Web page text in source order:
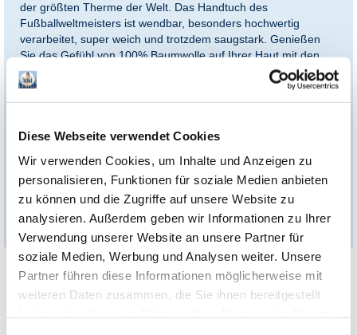
Diese Webseite verwendet Cookies
Wir verwenden Cookies, um Inhalte und Anzeigen zu
personalisieren, Funktionen für soziale Medien anbieten
zu können und die Zugriffe auf unsere Website zu
analysieren. Außerdem geben wir Informationen zu Ihrer
Verwendung unserer Website an unsere Partner für
soziale Medien, Werbung und Analysen weiter. Unsere
Partner führen diese Informationen möglicherweise mit
weiteren Daten zusammen, die Sie ihnen bereitgestellt
der größten Therme der Welt. Das Handtuch des
Fußballweltmeisters ist wendbar, besonders hochwertig
verarbeitet, super weich und trotzdem saugstark. Genießen
Sie das Gefühl von 100% Baumwolle auf Ihrer Haut mit den
großzügigen Maßen von 70 x 140 cm.
Tipp: Das Badetuch ist auch in Form einesMerch-
Bundles
inklusive Thermengutscheinen erhältlich – die
perfekte Geschenkidee!
Limitierte Edition